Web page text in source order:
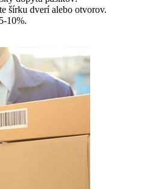
šírku dverí alebo otvorov.
10%.